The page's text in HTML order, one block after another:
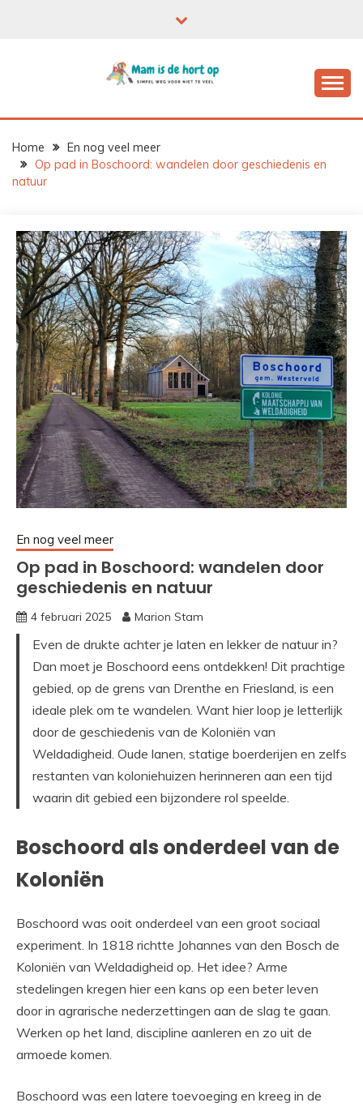
Home
En nog veel meer
Op pad in Boschoord: wandelen door geschiedenis en
natuur
En nog veel meer
Op pad in Boschoord: wandelen door
geschiedenis en natuur
4 februari 2025 Marion Stam
Even de drukte achter je laten en lekker de natuur in?
Dan moet je Boschoord eens ontdekken! Dit prachtige
gebied, op de grens van Drenthe en Friesland, is een
ideale plek om te wandelen. Want hier loop je letterlijk
door de geschiedenis van de Koloniën van
Weldadigheid. Oude lanen, statige boerderijen en zelfs
restanten van koloniehuizen herinneren aan een tijd
waarin dit gebied een bijzondere rol speelde.
Boschoord als onderdeel van de
Koloniën
Boschoord was ooit onderdeel van een groot sociaal
experiment. In 1818 richtte Johannes van den Bosch de
Koloniën van Weldadigheid op. Het idee? Arme
stedelingen kregen hier een kans op een beter leven
door in agrarische nederzettingen aan de slag te gaan.
Werken op het land, discipline aanleren en zo uit de
armoede komen.
Boschoord was een latere toevoeging en kreeg in de